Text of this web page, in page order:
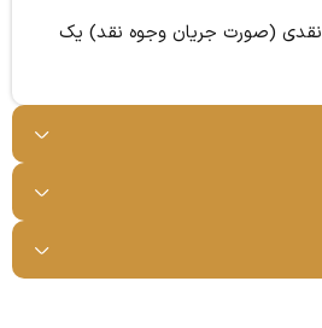
نقدی (صورت جریان وجوه نقد) یک